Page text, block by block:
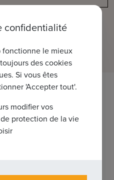
?
plus d'informations
confidentialité
fonctionne le mieux
des cookies
Si vous êtes
'Accepter tout'.
modifier vos
protection de la vie